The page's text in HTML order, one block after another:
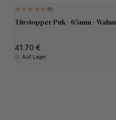
1
Türstopper Puk - 65mm -
41.70
Auf Lager